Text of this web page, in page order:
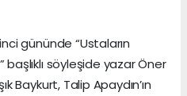
gününde “Ustaların
başlıklı söyleşide yazar Öner
Baykurt, Talip Apaydın’ın